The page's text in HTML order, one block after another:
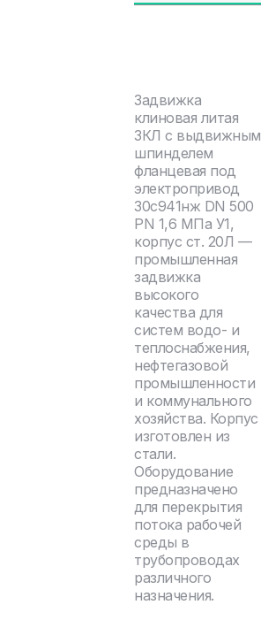
Задвижка
клиновая литая
ЗКЛ с выдвижным
шпинделем
фланцевая под
электропривод
30с941нж DN 500
PN 1,6 МПа У1,
корпус ст. 20Л —
промышленная
задвижка
высокого
качества для
систем водо- и
теплоснабжения,
нефтегазовой
промышленности
и коммунального
хозяйства. Корпус
изготовлен из
стали.
Оборудование
предназначено
для перекрытия
потока рабочей
среды в
трубопроводах
различного
назначения.